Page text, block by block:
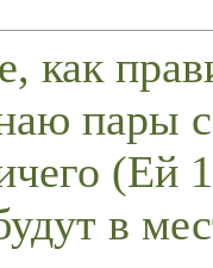
как
пары с
(Ей
в